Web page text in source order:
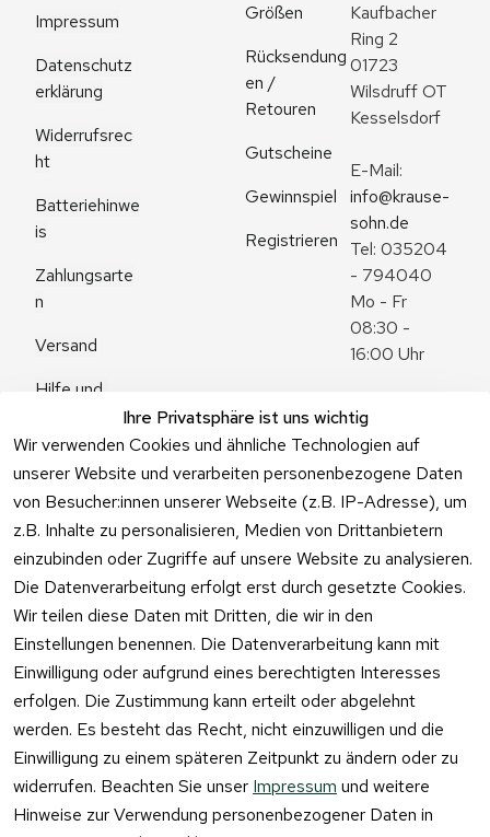
Ihre Privatsphäre ist uns wichtig
Wir verwenden Cookies und ähnliche Technologien auf
unserer Website und verarbeiten personenbezogene Daten
von Besucher:innen unserer Webseite (z.B. IP-Adresse), um
z.B. Inhalte zu personalisieren, Medien von Drittanbietern
einzubinden oder Zugriffe auf unsere Website zu analysieren.
Die Datenverarbeitung erfolgt erst durch gesetzte Cookies.
Wir teilen diese Daten mit Dritten, die wir in den
Einstellungen benennen. Die Datenverarbeitung kann mit
Einwilligung oder aufgrund eines berechtigten Interesses
erfolgen. Die Zustimmung kann erteilt oder abgelehnt
werden. Es besteht das Recht, nicht einzuwilligen und die
Einwilligung zu einem späteren Zeitpunkt zu ändern oder zu
widerrufen. Beachten Sie unser Impressum und weitere
Hinweise zur Verwendung personenbezogener Daten in
Impressum
Datenschutz
erklärung
Widerrufsrec
ht
Batteriehinwe
is
Zahlungsarte
n
Versand
Hilfe und
Fragen
Größen
Rücksendung
en /
Retouren
Gutscheine
Gewinnspiel
Registrieren
Kaufbacher
Ring 2
01723
Wilsdruff OT
Kesselsdorf
info@krause-
sohn.de
Tel: 035204
- 794040
Mo - Fr
08:30 -
16:00 Uhr
Zum
Kontaktformu
lar
Vertrag
widerrufen